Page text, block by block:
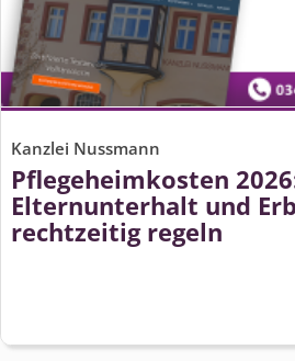
Kanzlei Nussmann
Pflegeheimkosten
Elternunterhalt und
rechtzeitig regeln